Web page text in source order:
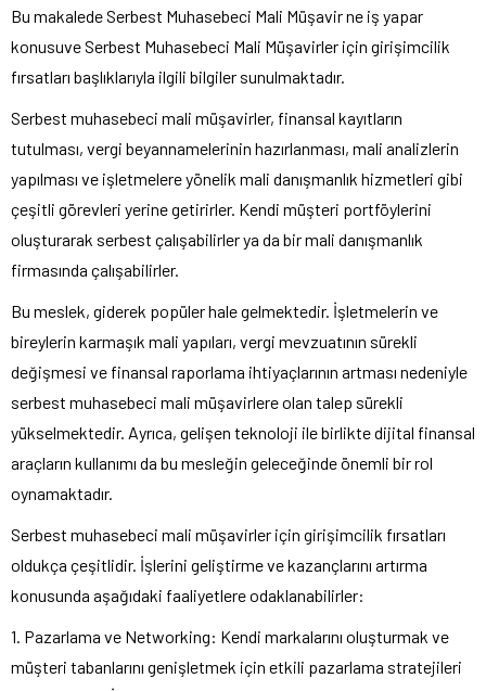
Bu makalede Serbest Muhasebeci Mali Müşavir ne iş yapar
konusuve Serbest Muhasebeci Mali Müşavirler için girişimcilik
fırsatları başlıklarıyla ilgili bilgiler sunulmaktadır.
Serbest muhasebeci mali müşavirler, finansal kayıtların
tutulması, vergi beyannamelerinin hazırlanması, mali analizlerin
yapılması ve işletmelere yönelik mali danışmanlık hizmetleri gibi
çeşitli görevleri yerine getirirler. Kendi müşteri portföylerini
oluşturarak serbest çalışabilirler ya da bir mali danışmanlık
firmasında çalışabilirler.
Bu meslek, giderek popüler hale gelmektedir. İşletmelerin ve
bireylerin karmaşık mali yapıları, vergi mevzuatının sürekli
değişmesi ve finansal raporlama ihtiyaçlarının artması nedeniyle
serbest muhasebeci mali müşavirlere olan talep sürekli
yükselmektedir. Ayrıca, gelişen teknoloji ile birlikte dijital finansal
araçların kullanımı da bu mesleğin geleceğinde önemli bir rol
oynamaktadır.
Serbest muhasebeci mali müşavirler için girişimcilik fırsatları
oldukça çeşitlidir. İşlerini geliştirme ve kazançlarını artırma
konusunda aşağıdaki faaliyetlere odaklanabilirler:
1. Pazarlama ve Networking: Kendi markalarını oluşturmak ve
müşteri tabanlarını genişletmek için etkili pazarlama stratejileri